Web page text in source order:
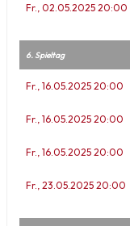
Fr., 02.05.2025 20:00
6. Spieltag
Fr., 16.05.2025 20:00
Fr., 16.05.2025 20:00
Fr., 16.05.2025 20:00
Fr., 23.05.2025 20:00